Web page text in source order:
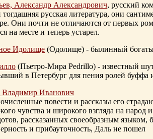
Александр Александрович, русский
русская литература, они
Они почти не отличаются от первых
на месте и теперь устарел.
Идолище (Одолище) - былинный
(Пьетро-Мира Pedrillo) - известный
в Петербург для пения ролей буффа
Владимир Иванович
повести и рассказы его
чувства и широкого взгляда на
рассказанных своеобразным
и прибауточность, Даль не пошел